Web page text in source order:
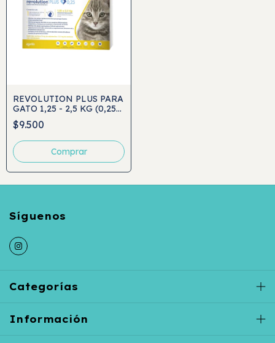
REVOLUTION PLUS PARA
GATO 1,25 - 2,5 KG (0,25
ML)
$9.500
Categorías
Información